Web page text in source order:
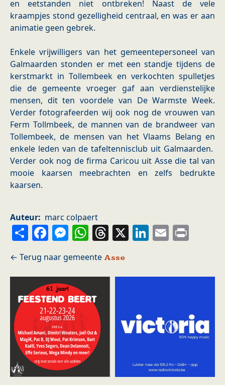
en eetstanden niet ontbreken! Naast de vele
kraampjes stond gezelligheid centraal, en was er aan
animatie geen gebrek.
Enkele vrijwilligers van het gemeentepersoneel van
Galmaarden stonden er met een standje tijdens de
kerstmarkt in Tollembeek en verkochten spulletjes
die de gemeente vroeger gaf aan verdienstelijke
mensen, dit ten voordele van De Warmste Week.
Verder fotografeerden wij ook nog de vrouwen van
Ferm Tollmbeek, de mannen van de brandweer van
Tollembeek, de mensen van het Vlaams Belang en
enkele leden van de tafeltennisclub uit Galmaarden.
Verder ook nog de firma Caricou uit Asse die tal van
mooie kaarsen meebrachten en zelfs bedrukte
kaarsen.
Auteur marc colpaert
ShareFacebook
Messenger
WhatsApp
Threads
X LinkedIn
Email
Asse